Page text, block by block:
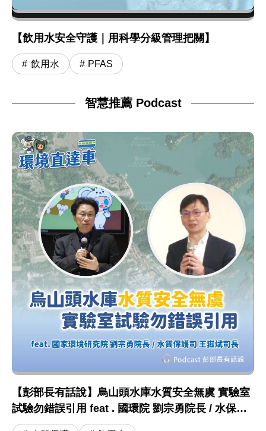
【飲用水安全守護｜用科學分級管理把關】
飲用水 PFAS
智慧推薦 Podcast
【彭部長有話說】烏山頭水庫水質安全無虞 實驗室
試驗勿錯誤引用 feat . 國環院 劉宗勇院長 / 水保司
王嶽斌司長